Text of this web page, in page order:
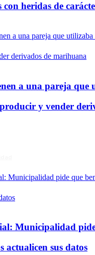
con heridas de
a una pareja que
y vender
Municipalidad
actualicen sus datos